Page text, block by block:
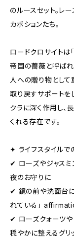
のルースセット。レ
カボションたち。
ロードクロサイトは
帝国の薔薇と呼ば
人への贈り物として
取り戻すサポートを
クラに深く作用し、
くれる存在です。
✦ ライフスタイル
✔ ローズやジャスミ
夜のお守りに
✔ 鏡の前や洗面台に
れている」
✔ ローズクォーツや
穏やかに整えるグリ